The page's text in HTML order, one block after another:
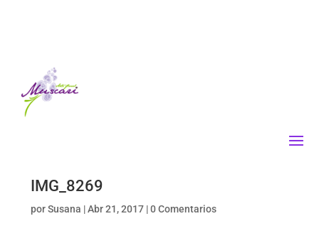
IMG_8269
porSusana |Abr 21, 2017|0 Comentarios